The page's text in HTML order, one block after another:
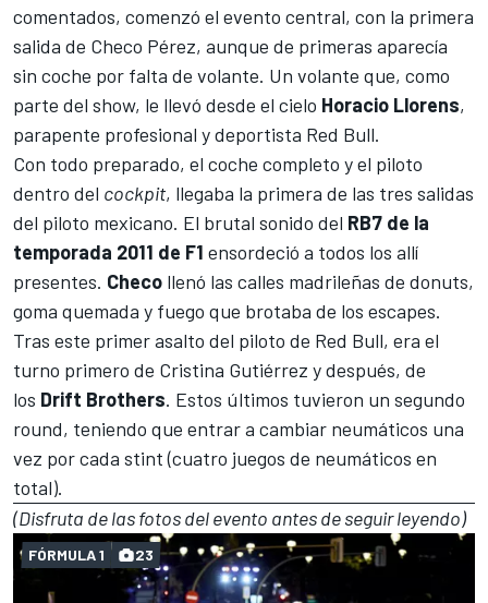
comentados, comenzó el evento central, con la primera
salida de Checo Pérez, aunque de primeras aparecía
sin coche por falta de volante. Un volante que, como
parte del show, le llevó desde el cielo Horacio Llorens,
parapente profesional y deportista Red Bull.
Con todo preparado, el coche completo y el piloto
dentro del cockpit, llegaba la primera de las tres salidas
del piloto mexicano. El brutal sonido del RB7 de la
temporada 2011 de F1 ensordeció a todos los allí
presentes. Checo llenó las calles madrileñas de donuts,
goma quemada y fuego que brotaba de los escapes.
Tras este primer asalto del piloto de Red Bull, era el
turno primero de Cristina Gutiérrez y después, de
los Drift Brothers. Estos últimos tuvieron un segundo
round, teniendo que entrar a cambiar neumáticos una
vez por cada stint (cuatro juegos de neumáticos en
total).
(Disfruta de las fotos del evento antes de seguir leyendo)
FÓRMULA 1 23